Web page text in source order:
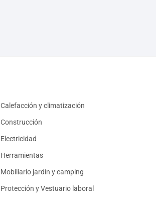
Calefacción y climatización
Construcción
Electricidad
Herramientas
Mobiliario jardín y camping
Protección y Vestuario laboral